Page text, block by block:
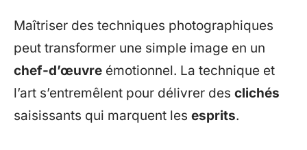
Maîtriser des techniques photographiques
peut transformer une simple image en un
chef-d’œuvre émotionnel. La technique et
l’art s’entremêlent pour délivrer des clichés
saisissants qui marquent les esprits.